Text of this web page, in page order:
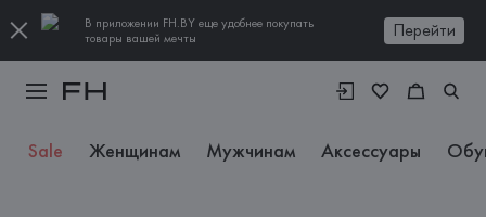
В приложении FH.BY еще удобнее покупать
товары вашей мечты
Перейти
Sale Женщинам Мужчинам Аксессуары